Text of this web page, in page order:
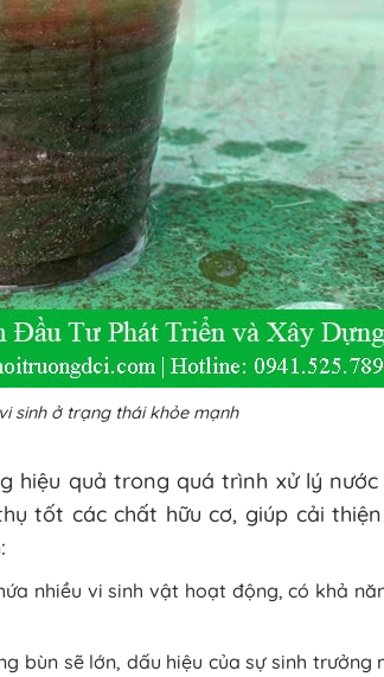
sinh ở trạng thái khỏe mạnh
hiệu quả trong quá trình xử lý
tốt các chất hữu cơ, giúp cải
nhiều vi sinh vật hoạt động, có khả
bùn sẽ lớn, dấu hiệu của sự sinh trưởng